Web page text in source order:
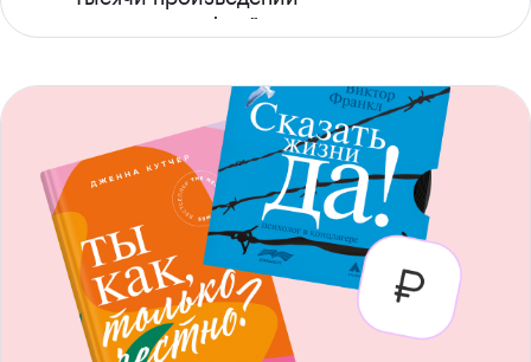
с доступом офлайн